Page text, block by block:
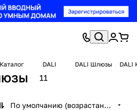
Каталог DALI DALI Шлюзы DALI
11
По умолчанию (возрастание)